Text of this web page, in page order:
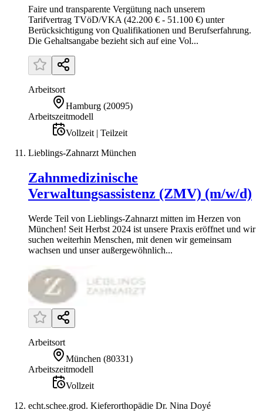
Faire und transparente Vergütung nach unserem
Tarifvertrag TVöD/VKA (42.200 € - 51.100 €) unter
Berücksichtigung von Qualifikationen und Berufs­erfahrung.
Die Gehaltsangabe bezieht sich auf eine Vol...
Arbeitsort
Hamburg (20095)
Arbeitszeitmodell
Vollzeit | Teilzeit
Lieblings-Zahnarzt München
Zahnmedizinische
Verwaltungsassistenz (ZMV) (m/w/d)
Werde Teil von Lieblings-Zahnarzt mitten im Herzen von
München! Seit Herbst 2024 ist unsere Praxis eröffnet und wir
suchen weiterhin Menschen, mit denen wir gemeinsam
wachsen und unser außergewöhnlich...
Arbeitsort
München (80331)
Arbeitszeitmodell
Vollzeit
echt.schee.grod. Kieferorthopädie Dr. Nina Doyé